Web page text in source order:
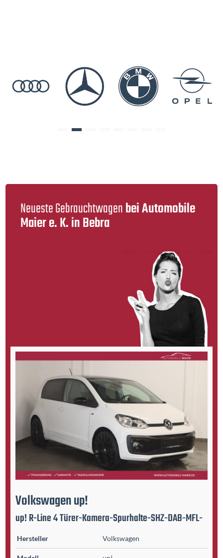
Neueste Gebraucht­wagenbei Automobile
Maier e. K. in Bebra
Volkswagenup!
up! R-Line 4 Türer-Kamera-Spurhalte-SHZ-DAB-MFL-
Hersteller Volkswagen